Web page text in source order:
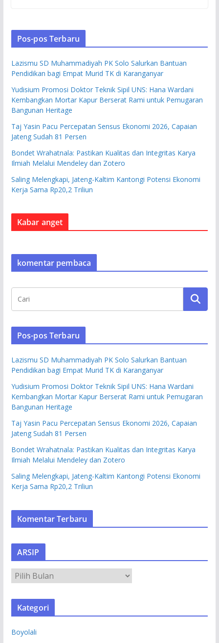
Pos-pos Terbaru
Lazismu SD Muhammadiyah PK Solo Salurkan Bantuan
Pendidikan bagi Empat Murid TK di Karanganyar
Yudisium Promosi Doktor Teknik Sipil UNS: Hana Wardani
Kembangkan Mortar Kapur Berserat Rami untuk Pemugaran
Bangunan Heritage
Taj Yasin Pacu Percepatan Sensus Ekonomi 2026, Capaian
Jateng Sudah 81 Persen
Bondet Wrahatnala: Pastikan Kualitas dan Integritas Karya
Ilmiah Melalui Mendeley dan Zotero
Saling Melengkapi, Jateng-Kaltim Kantongi Potensi Ekonomi
Kerja Sama Rp20,2 Triliun
Kabar anget
komentar pembaca
Pos-pos Terbaru
Lazismu SD Muhammadiyah PK Solo Salurkan Bantuan
Pendidikan bagi Empat Murid TK di Karanganyar
Yudisium Promosi Doktor Teknik Sipil UNS: Hana Wardani
Kembangkan Mortar Kapur Berserat Rami untuk Pemugaran
Bangunan Heritage
Taj Yasin Pacu Percepatan Sensus Ekonomi 2026, Capaian
Jateng Sudah 81 Persen
Bondet Wrahatnala: Pastikan Kualitas dan Integritas Karya
Ilmiah Melalui Mendeley dan Zotero
Saling Melengkapi, Jateng-Kaltim Kantongi Potensi Ekonomi
Kerja Sama Rp20,2 Triliun
Komentar Terbaru
ARSIP
S
Kategori
Boyolali